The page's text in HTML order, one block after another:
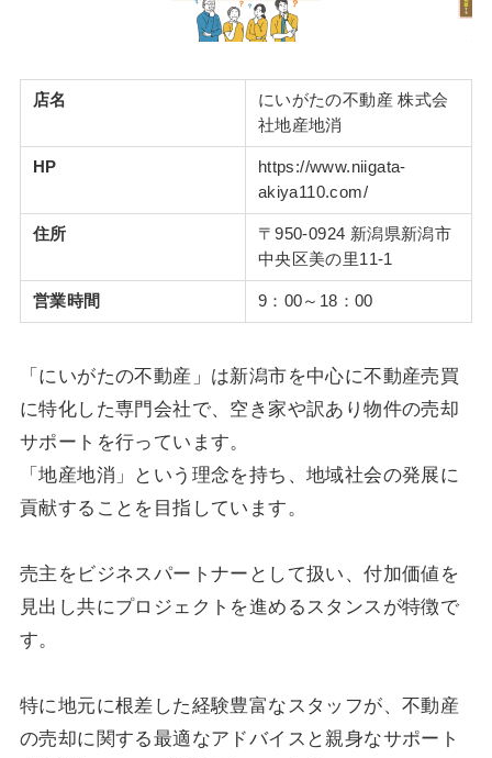
店名
にいがたの不動産 株式会
社地産地消
HP
https://www.niigata-
akiya110.com/
住所
〒950-0924 新潟県新潟市
中央区美の里11-1
営業時間 9：00～18：00
「にいがたの不動産」は新潟市を中心に不動産売買
に特化した専門会社で、空き家や訳あり物件の売却
サポートを行っています。
「地産地消」という理念を持ち、地域社会の発展に
貢献することを目指しています。
売主をビジネスパートナーとして扱い、付加価値を
見出し共にプロジェクトを進めるスタンスが特徴で
す。
特に地元に根差した経験豊富なスタッフが、不動産
の売却に関する最適なアドバイスと親身なサポート